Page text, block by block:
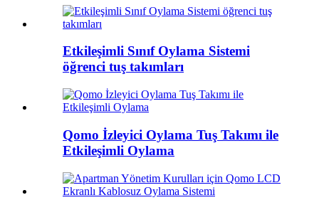
Etkileşimli Sınıf Oylama Sistemi
öğrenci tuş takımları
Qomo İzleyici Oylama Tuş Takımı ile
Etkileşimli Oylama